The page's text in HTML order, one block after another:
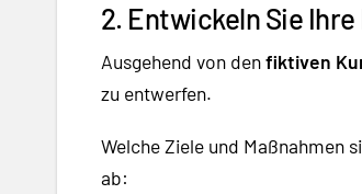
2. Entwickeln Sie
Ausgehend von denfiktiven
zu entwerfen.
Welche Ziele und Maßnahmen
ab: